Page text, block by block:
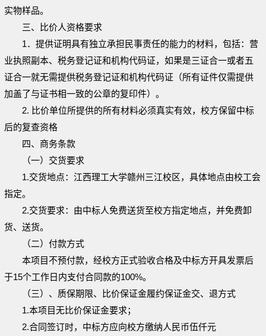
实物样品。
三、比价人资格要求
1． 提供证明具有独立承担民事责任的能力的材料，包括：营
业执照副本、税务登记证和机构代码证，如果是三证合一或者五
证合一就无需提供税务登记证和机构代码证（所有证件仅需提供
加盖了与证书相一致的公章的复印件）。
2. 比价单位所提供的所有材料必须真实有效，校方保留中标
后的复查资格
四、商务条款
（一）交货要求
1.交货地点：江西理工大学赣州三江校区，具体地点由校工会
指定。
2.交货要求：由中标人免费送货至校方指定地点，并免费卸
货、送货。
（二）付款方式
本项目不预付款，经校方正式验收合格及中标方开具发票后
于15个工作日内支付合同款的100%。
（三）、 质保期限、
比价保证金履约保证金交、退方式
1.本项目无比价保证金要求；
2.合同签订时，中标方应向校方缴纳人民币伍仟元